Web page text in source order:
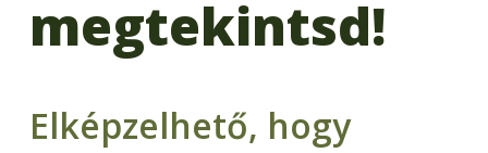
megtekintsd!
Elképzelhető, hogy